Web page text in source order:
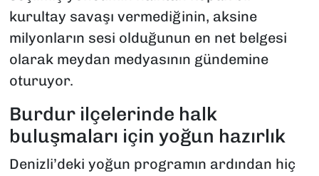
kurultay savaşı vermediğinin, aksine
milyonların sesi olduğunun en net belgesi
olarak meydan medyasının gündemine
oturuyor.
Burdur ilçelerinde halk
buluşmaları için yoğun hazırlık
Denizli’deki yoğun programın ardından hiç